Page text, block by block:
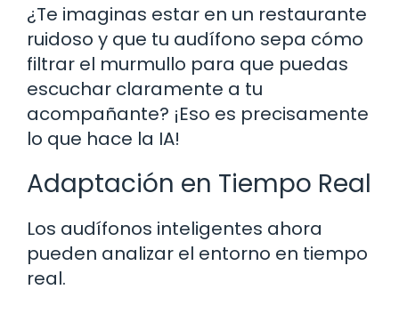
¿Te imaginas estar en un restaurante
ruidoso y que tu audífono sepa cómo
filtrar el murmullo para que puedas
escuchar claramente a tu
acompañante? ¡Eso es precisamente
lo que hace la IA!
Adaptación en Tiempo Real
Los audífonos inteligentes ahora
pueden analizar el entorno en tiempo
real.